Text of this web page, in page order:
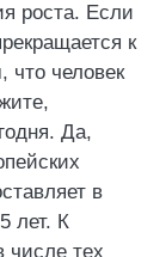
роста. Если
к
что человек
Да,
в
лет. К
числе тех